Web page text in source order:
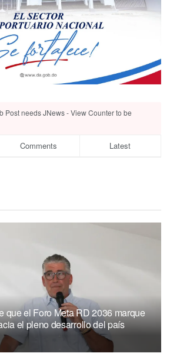
Post needs JNews - View Counter to be
Comments Latest
que el Foro Meta RD 2036 marque
el pleno desarrollo del país